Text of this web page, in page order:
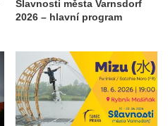
Slavnosti města Varnsdorf
2026 – hlavní program